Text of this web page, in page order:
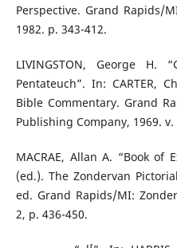
Perspective. Grand Rapids/
1982. p. 343-412.
LIVINGSTON, George H.
Pentateuch”. In: CARTER,
Bible Commentary. Grand
Publishing Company, 1969. v.
MACRAE, Allan A. “Book of
(ed.). The Zondervan
ed. Grand Rapids/MI:
2, p. 436-450.